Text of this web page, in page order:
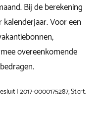
Bij de berekening
Voor een
overeenkomende
| 2017-0000175287, St.crt.